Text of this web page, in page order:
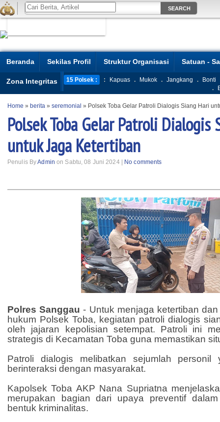
Beranda Sekilas Profil Struktur Organisasi Satuan -
Zona Integritas 15 Polsek : : Kapuas . Mukok . Jangkang .
Bonti
.
Home » berita » seremonial » Polsek Toba Gelar Patroli Dialogis Siang Hari
Polsek Toba Gelar Patroli Dialogis
untuk Jaga Ketertiban
Penulis ByAdmin on Sabtu, 08 Juni 2024 | No comments
Polres Sanggau - Untuk menjaga ketertiban
hukum Polsek Toba, kegiatan patroli dialogis
oleh jajaran kepolisian setempat. Patroli ini
strategis di Kecamatan Toba guna memastikan
Patroli dialogis melibatkan sejumlah personil
berinteraksi dengan masyarakat.
Kapolsek Toba AKP Nana Supriatna
merupakan bagian dari upaya preventif
bentuk kriminalitas.